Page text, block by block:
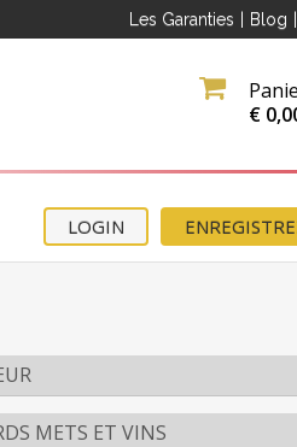
Les Garanties Blog
€
LOGIN
METS ET VINS